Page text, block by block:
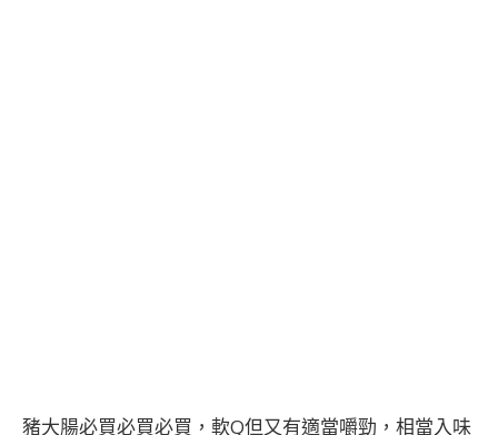
豬大腸必買必買必買，軟Q但又有適當嚼勁，相當入味